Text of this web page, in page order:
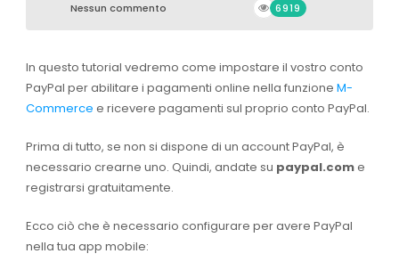
Nessun commento 6919
In questo tutorial vedremo come impostare il vostro conto
PayPal per abilitare i pagamenti online nella funzione M-
Commerce e ricevere pagamenti sul proprio conto PayPal.
Prima di tutto, se non si dispone di un account PayPal, è
necessario crearne uno. Quindi, andate su paypal.come
registrarsi gratuitamente.
Ecco ciò che è necessario configurare per avere PayPal
nella tua app mobile: